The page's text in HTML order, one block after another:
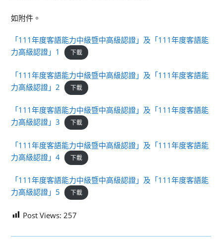
如附件。
「111年度客語能力中級暨中高級認證」及「111年度客語能
力高級認證」1
下載
「111年度客語能力中級暨中高級認證」及「111年度客語能
力高級認證」2
下載
「111年度客語能力中級暨中高級認證」及「111年度客語能
力高級認證」3
下載
「111年度客語能力中級暨中高級認證」及「111年度客語能
力高級認證」4
下載
「111年度客語能力中級暨中高級認證」及「111年度客語能
力高級認證」5
下載
Post Views: 257